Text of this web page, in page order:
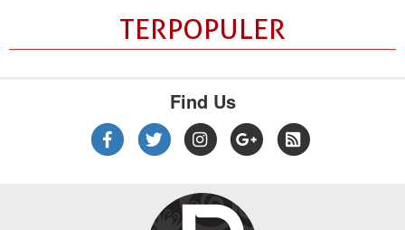
TERPOPULER
Find Us